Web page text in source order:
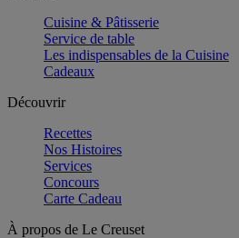
Cuisine & Pâtisserie
Service de table
Les indispensables de la Cuisine
Cadeaux
Découvrir
Recettes
Nos Histoires
Services
Concours
Carte Cadeau
À propos de Le Creuset